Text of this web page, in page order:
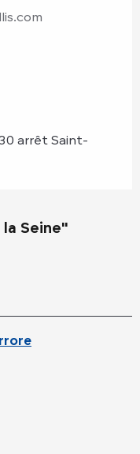
arrêt Saint-
Seine"